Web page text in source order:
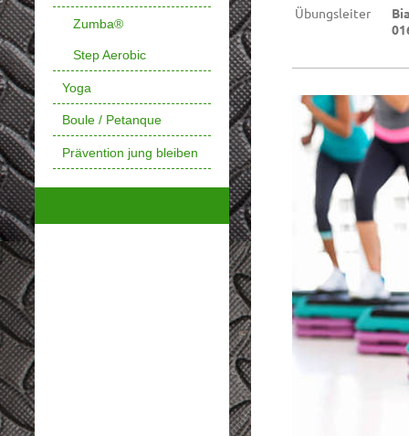
Übungsleiter
Zumba®
Step Aerobic
Yoga
Boule / Petanque
Prävention jung bleiben